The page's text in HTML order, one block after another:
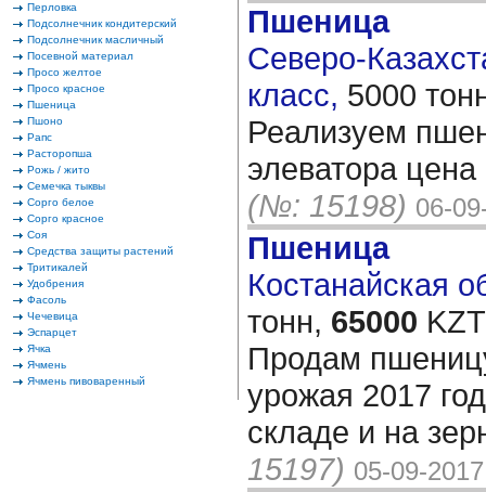
Перловка
Подсолнечник кондитерский
Подсолнечник масличный
Посевной материал
Просо желтое
Просо красное
Пшеница
Пшоно
Рапс
Расторопша
Рожь / жито
Семечка тыквы
Сорго белое
Сорго красное
Соя
Средства защиты растений
Тритикалей
Удобрения
Фасоль
Чечевица
Эспарцет
Ячка
Ячмень
Ячмень пивоваренный
Пшеница
Северо-
класс, 5000
Реализуем
элеватора
(№: 15198) 06-
Пшеница
Костанайская
тонн, 65000
Продам
урожая 2017
складе и на
15197) 05-09-2017